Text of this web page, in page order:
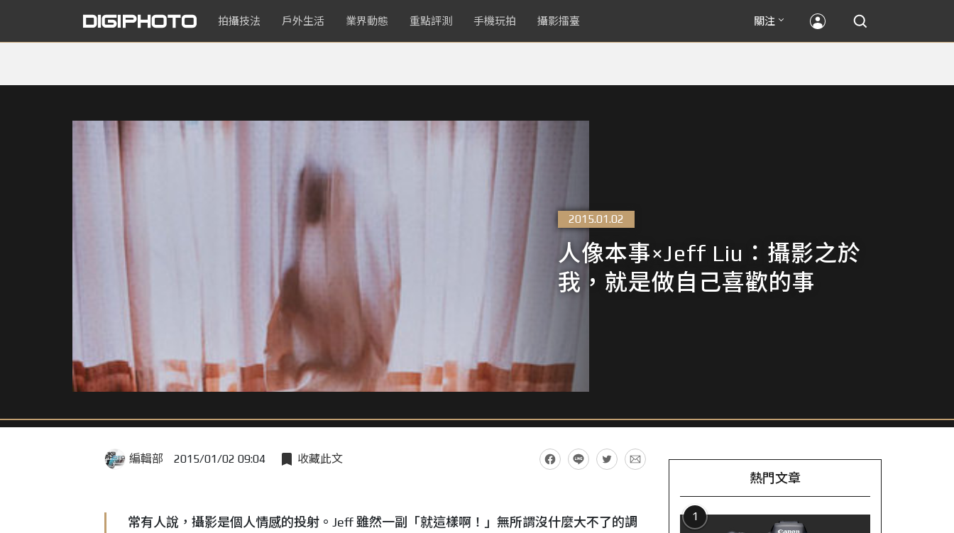
拍攝技法 戶外生活 業界動態 重點評測 手機玩拍 攝影擂臺 關注
2015.01.02
人像本事×Jeff Liu：攝影之於
我，就是做自己喜歡的事
編輯部 2015/01/02 09:04 收藏此文
常有人說，攝影是個人情感的投射。Jeff 雖然一副「就這樣啊！」無所謂沒什麼大不了的調
熱門文章
1